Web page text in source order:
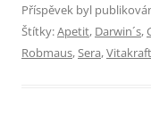
Příspěvek byl
Štítky:Apetit, Darwin´s,
Robmaus,Sera,Vitakraft